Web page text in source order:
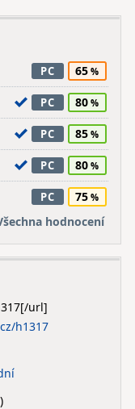
PC 65
PC 80
PC 85
PC 80
PC
75
hodnocení
h1317